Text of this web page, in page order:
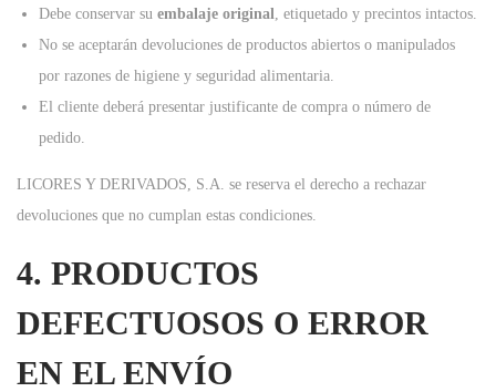
Debe conservar su embalaje original, etiquetado y precintos intactos.
No se aceptarán devoluciones de productos abiertos o manipulados
por razones de higiene y seguridad alimentaria.
El cliente deberá presentar justificante de compra o número de
pedido.
LICORES Y DERIVADOS, S.A. se reserva el derecho a rechazar
devoluciones que no cumplan estas condiciones.
4. PRODUCTOS
DEFECTUOSOS O ERROR
EN EL ENVÍO